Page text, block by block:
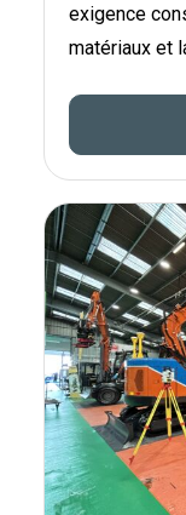
exigence
matériaux et